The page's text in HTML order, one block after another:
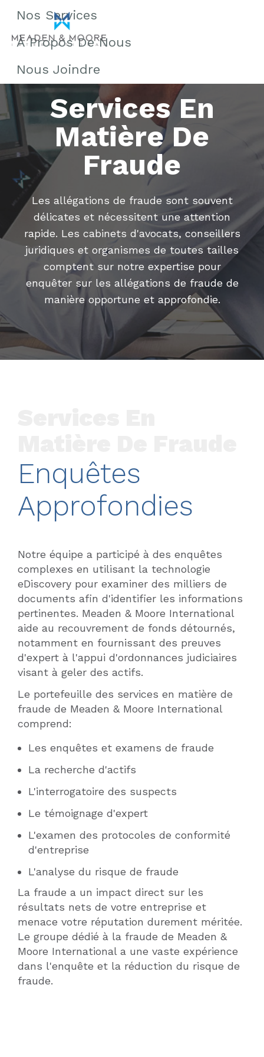
Nos Services
À Propos De Nous
Nous Joindre
Services En
Matière De
Fraude
Les allégations de fraude sont souvent
délicates et nécessitent une attention
rapide. Les cabinets d'avocats, conseillers
juridiques et organismes de toutes tailles
comptent sur notre expertise pour
enquêter sur les allégations de fraude de
manière opportune et approfondie.
Enquêtes
Approfondies
Notre équipe a participé à des enquêtes
complexes en utilisant la technologie
eDiscovery pour examiner des milliers de
documents afin d'identifier les informations
pertinentes. Meaden & Moore International
aide au recouvrement de fonds détournés,
notamment en fournissant des preuves
d'expert à l'appui d'ordonnances judiciaires
visant à geler des actifs.
Le portefeuille des services en matière de
fraude de Meaden & Moore International
comprend:
Les enquêtes et examens de fraude
La recherche d'actifs
L'interrogatoire des suspects
Le témoignage d'expert
L'examen des protocoles de conformité
d'entreprise
L'analyse du risque de fraude
La fraude a un impact direct sur les
résultats nets de votre entreprise et
menace votre réputation durement méritée.
Le groupe dédié à la fraude de Meaden &
Moore International a une vaste expérience
dans l'enquête et la réduction du risque de
fraude.